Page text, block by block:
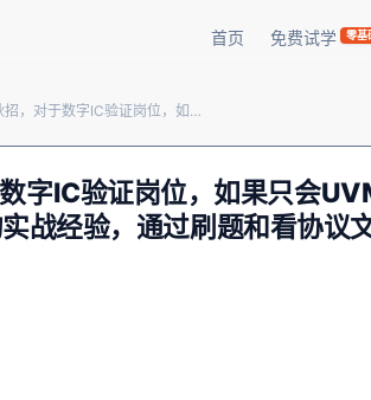
首页 免费试学 零基
2025年秋招，对于数字IC验证岗位，如果只会UVM但没有任何协议（如AXI, DDR, Ethernet）的实战经验，通过刷题和看协议文档，能在面试中过关吗？
字IC验证岗位，如果只会
战经验，通过刷题和看协议